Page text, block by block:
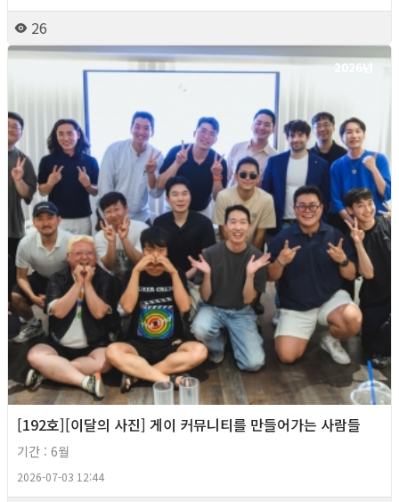
26
2026년
[192호][이달의 사진] 게이 커뮤니티를 만들어가는 사람들
기간 : 6월
2026-07-03 12:44